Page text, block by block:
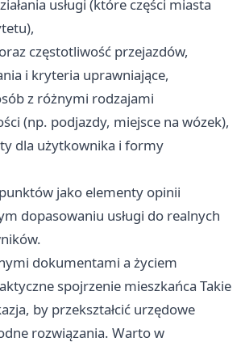
usługi (które części miasta
częstotliwość przejazdów,
i kryteria uprawniające,
z różnymi rodzajami
(np. podjazdy, miejsce na wózek),
dla użytkownika i formy
jako elementy opinii
dopasowaniu usługi do realnych
dokumentami a życiem
spojrzenie mieszkańca Takie
by przekształcić urzędowe
rozwiązania. Warto w